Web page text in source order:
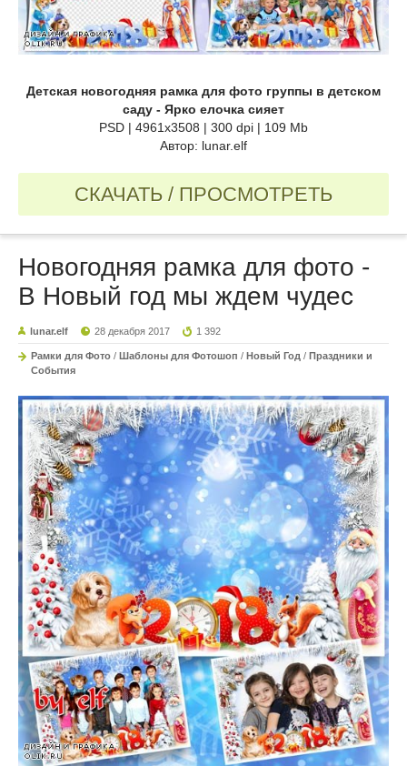
Детская новогодняя рамка для фото группы в детском
саду - Ярко елочка сияет
PSD | 4961х3508 | 300 dpi | 109 Mb
Автор: lunar.elf
СКАЧАТЬ / ПРОСМОТРЕТЬ
Новогодняя рамка для фото -
В Новый год мы ждем чудес
lunar.elf 28 декабря 2017 1 392
Рамки для Фото / Шаблоны для Фотошоп / Новый Год / Праздники и
События